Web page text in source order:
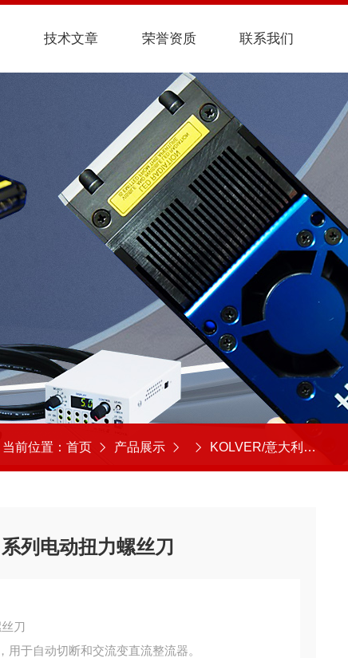
技术文章 荣誉资质 联系我们
当前位置： 首页 产品展示 KOLVER/意大利
列电动扭力螺丝刀
刀
于自动切断和交流变直流整流器。